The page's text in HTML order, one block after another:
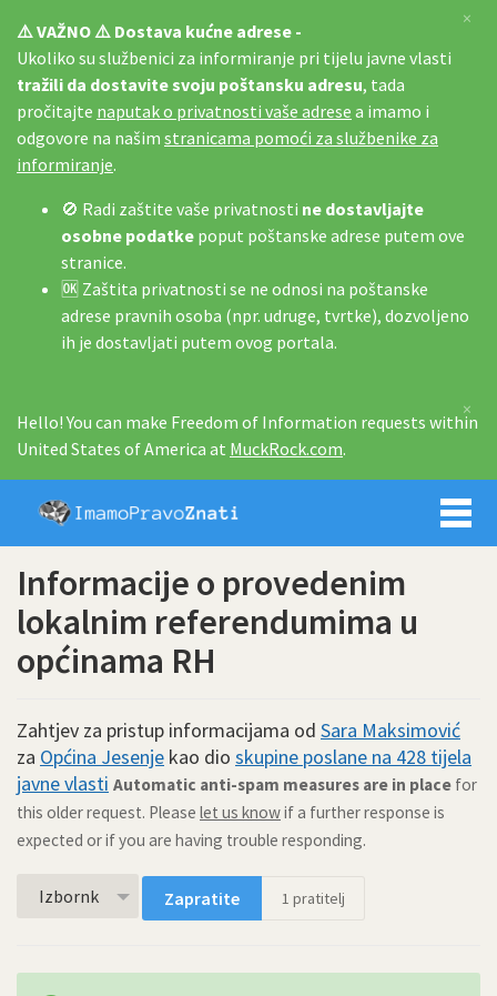
⚠️ VAŽNO ⚠️ Dostava kućne adrese -
Ukoliko su službenici za informiranje pri tijelu javne vlasti
tražili da dostavite svoju poštansku adresu, tada
pročitajte naputak o privatnosti vaše adrese a imamo i
odgovore na našim stranicama pomoći za službenike za
informiranje.
🚫 Radi zaštite vaše privatnosti ne dostavljajte
osobne podatke poput poštanske adrese putem ove
stranice.
🆗 Zaštita privatnosti se ne odnosi na poštanske
adrese pravnih osoba (npr. udruge, tvrtke), dozvoljeno
ih je dostavljati putem ovog portala.
×
Hello! You can make Freedom of Information requests within
United States of America at MuckRock.com.
×
Imamo
Informacije o provedenim
lokalnim referendumima u
općinama RH
Zahtjev za pristup informacijama od Sara Maksimović
za Općina Jesenje kao dio skupine poslane na 428 tijela
javne vlasti Automatic anti-spam measures are in place for
this older request. Please let us knowif a further response is
expected or if you are having trouble responding.
Izbornk Zapratite 1 pratitelj